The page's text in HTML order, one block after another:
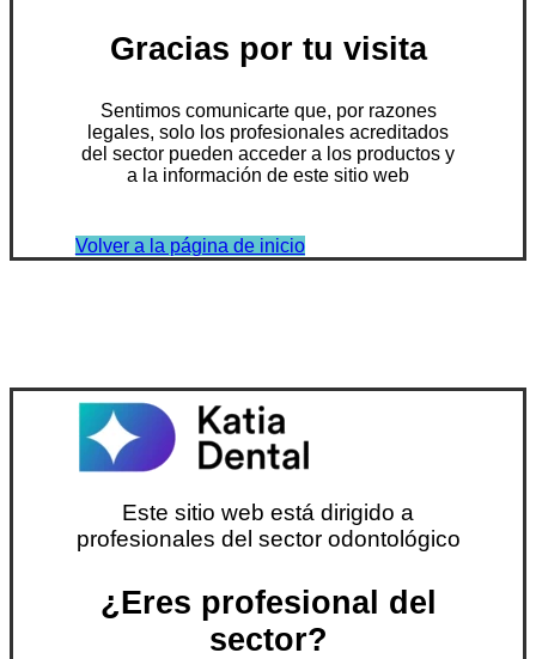
Gracias por tu visita
Sentimos comunicarte que, por razones
legales, solo los profesionales acreditados
del sector pueden acceder a los productos y
a la información de este sitio web
Volver a la página de inicio
Este sitio web está dirigido a
profesionales del sector odontológico
¿Eres profesional del
sector?